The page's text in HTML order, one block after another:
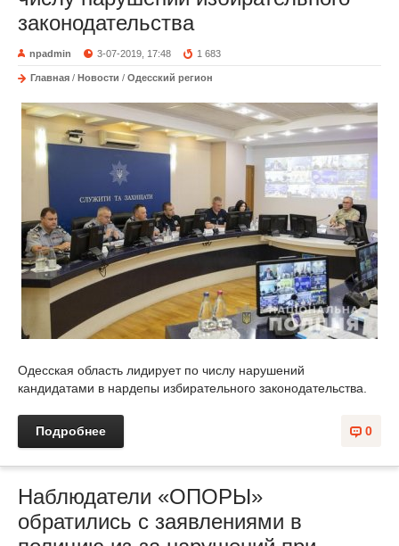
законодательства
npadmin 3-07-2019, 17:48 1 683
Главная / Новости / Одесский регион
Одесская область лидирует по числу нарушений
кандидатами в нардепы избирательного законодательства.
0
Подробнее
Наблюдатели «ОПОРЫ»
обратились с заявлениями в